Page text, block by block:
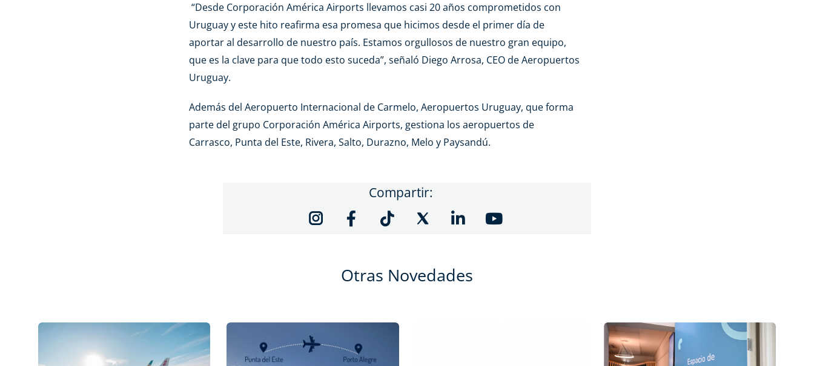
“Desde Corporación América Airports llevamos casi 20 años comprometidos con
Uruguay y este hito reafirma esa promesa que hicimos desde el primer día de
aportar al desarrollo de nuestro país. Estamos orgullosos de nuestro gran equipo,
que es la clave para que todo esto suceda”, señaló Diego Arrosa, CEO de Aeropuertos
Uruguay.
Además del Aeropuerto Internacional de Carmelo, Aeropuertos Uruguay, que forma
parte del grupo Corporación América Airports, gestiona los aeropuertos de
Carrasco, Punta del Este, Rivera, Salto, Durazno, Melo y Paysandú.
Compartir:
Otras Novedades